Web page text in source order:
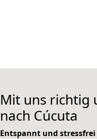
Mit uns richtig
nach Cúcuta
Entspannt und stressfrei